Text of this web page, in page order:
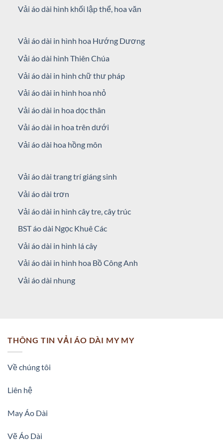
dài lụa tằm thái, Vải áo dài lụa Nhật, vải áo dài siêu lụa, vải áo
tiết, đặc trưng công việc mà phụ nữ Việt lựa chọn cho bạn bè
dáng ngọc
Khi chọn vải áo dài đồng phục chị em phụ nữ Việt Nam
nhiều dáng . Một số các chị em lại thích vải áo dài siêu lụa vì
bản thân muốn gì và hiểu về xinh xắn của các loại vải áo dài
Vải áo dài hình khối lập thể, hoa văn
Vải áo dài in hình hoa Hướng Dương
Vải áo dài hình Thiên Chúa
Vải áo dài in hình chữ thư pháp
Vải áo dài in hình hoa nhỏ
Vải áo dài in hoa dọc thân
Vải áo dài in hoa trên dưới
Vải áo dài hoa hồng môn
Vải áo dài trang trí giáng sinh
Vải áo dài trơn
Vải áo dài in hình cây tre, cây trúc
BST áo dài Ngọc Khuê Các
Vải áo dài in hình lá cây
Vải áo dài in hình hoa Bồ Công Anh
Vải áo dài nhung
THÔNG TIN VẢI ÁO DÀI MY MY
Về chúng tôi
Liên hệ
May Áo Dài
Vẽ Áo Dài